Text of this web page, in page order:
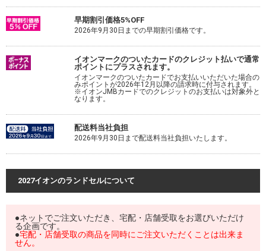
早期割引価格5%OFF
2026年9月30日までの早期割引価格です。
イオンマークのついたカードのクレジット払いで通常
ポイントにプラスされます。
イオンマークのついたカードでお支払いいただいた場合の
みポイントが2026年12月以降の請求時に付与されます。
※イオンJMBカードでのクレジットのお支払いは対象外と
なります。
配送料当社負担
2026年9月30日まで配送料当社負担いたします。
2027イオンのランドセルについて
●ネットでご注文いただき、宅配・店舗受取をお選びいただけ
る企画です。
●宅配・店舗受取の商品を同時にご注文いただくことは出来ま
せん。